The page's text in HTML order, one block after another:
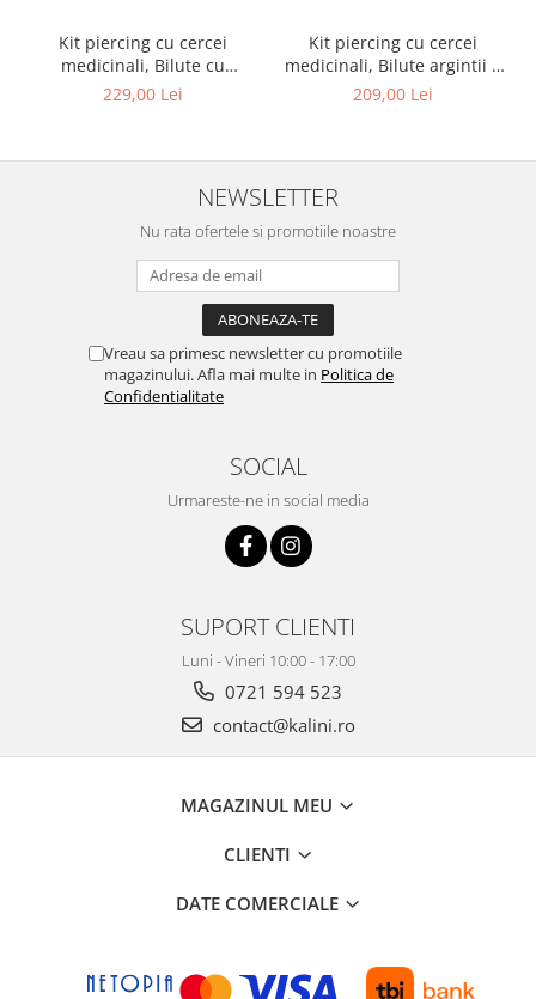
Kit piercing cu cercei
medicinali, Bilute cu
cristale 4 mm
229,00 Lei
Kit piercing cu cercei
medicinali, Bilute argintii 4
mm
209,00 Lei
NEWSLETTER
Nu rata ofertele si promotiile noastre
Vreau sa primesc newsletter cu promotiile
magazinului. Afla mai multe in Politica de
Confidentialitate
SOCIAL
Urmareste-ne in social media
SUPORT CLIENTI
Luni - Vineri 10:00 - 17:00
0721 594 523
contact@kalini.ro
MAGAZINUL MEU
CLIENTI
DATE COMERCIALE